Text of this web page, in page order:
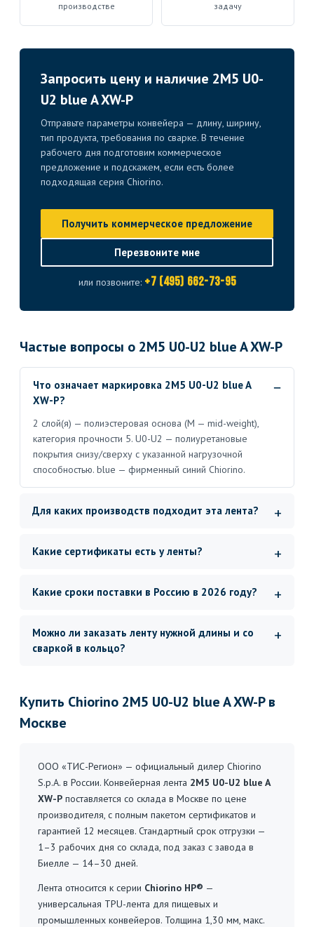
производстве
задачу
Запросить цену и наличие 2M5 U0-
U2 blue A XW-P
Отправьте параметры конвейера — длину, ширину,
тип продукта, требования по сварке. В течение
рабочего дня подготовим коммерческое
предложение и подскажем, если есть более
подходящая серия Chiorino.
Получить коммерческое предложение
Перезвоните мне
или позвоните: +7 (495) 662-73-95
Частые вопросы о 2M5 U0-U2 blue A XW-P
Что означает маркировка 2M5 U0-U2 blue A
XW-P?
2 слой(я) — полиэстеровая основа (M — mid-weight),
категория прочности 5. U0-U2 — полиуретановые
покрытия снизу/сверху с указанной нагрузочной
способностью. blue — фирменный синий Chiorino.
Для каких производств подходит эта лента?
Какие сертификаты есть у ленты?
Какие сроки поставки в Россию в 2026 году?
Можно ли заказать ленту нужной длины и со
сваркой в кольцо?
Купить Chiorino 2M5 U0-U2 blue A XW-P в
Москве
ООО «ТИС-Регион» — официальный дилер Chiorino
S.p.A. в России. Конвейерная лента 2M5 U0-U2 blue A
XW-P поставляется со склада в Москве по цене
производителя, с полным пакетом сертификатов и
гарантией 12 месяцев. Стандартный срок отгрузки —
1–3 рабочих дня со склада, под заказ с завода в
Биелле — 14–30 дней.
Лента относится к серии Chiorino HP® —
универсальная TPU-лента для пищевых и
промышленных конвейеров. Толщина 1,30 мм, макс.